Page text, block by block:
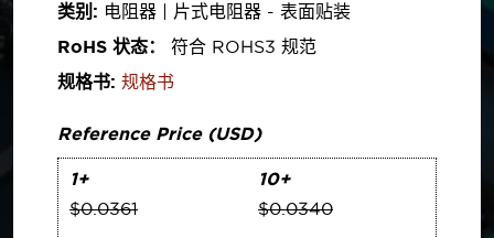
类别: 电阻器 | 片式电阻器 - 表面贴装
RoHS 状态：
符合 ROHS3 规范
规格书: 规格书
Reference Price (USD)
1+
$0.0361
10+
$0.0340